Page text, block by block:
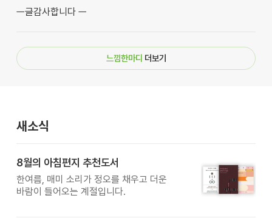
ㅡ글감사합니다 ㅡ
느낌한마디 더보기
새소식
8월의 아침편지 추천도서
한여름, 매미 소리가 정오를 채우고 더운
바람이 들어오는 계절입니다.